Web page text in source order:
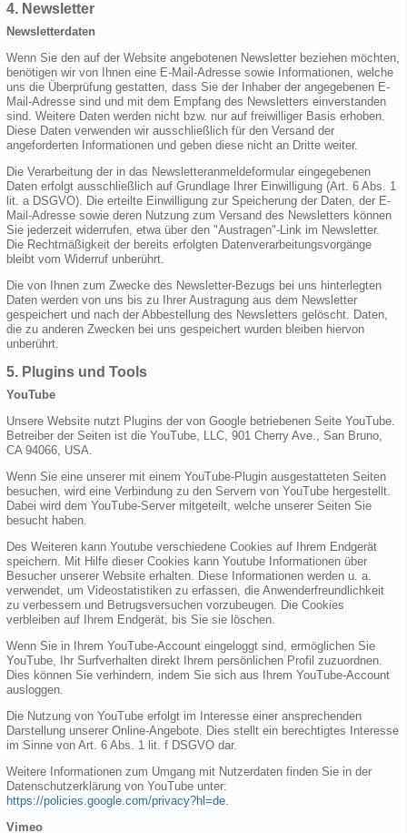
4. Newsletter
Newsletterdaten
Wenn Sie den auf der Website angebotenen Newsletter beziehen möchten,
benötigen wir von Ihnen eine E-Mail-Adresse sowie Informationen, welche
uns die Überprüfung gestatten, dass Sie der Inhaber der angegebenen E-
Mail-Adresse sind und mit dem Empfang des Newsletters einverstanden
sind. Weitere Daten werden nicht bzw. nur auf freiwilliger Basis erhoben.
Diese Daten verwenden wir ausschließlich für den Versand der
angeforderten Informationen und geben diese nicht an Dritte weiter.
Die Verarbeitung der in das Newsletteranmeldeformular eingegebenen
Daten erfolgt ausschließlich auf Grundlage Ihrer Einwilligung (Art. 6 Abs. 1
lit. a DSGVO). Die erteilte Einwilligung zur Speicherung der Daten, der E-
Mail-Adresse sowie deren Nutzung zum Versand des Newsletters können
Sie jederzeit widerrufen, etwa über den "Austragen"-Link im Newsletter.
Die Rechtmäßigkeit der bereits erfolgten Datenverarbeitungsvorgänge
bleibt vom Widerruf unberührt.
Die von Ihnen zum Zwecke des Newsletter-Bezugs bei uns hinterlegten
Daten werden von uns bis zu Ihrer Austragung aus dem Newsletter
gespeichert und nach der Abbestellung des Newsletters gelöscht. Daten,
die zu anderen Zwecken bei uns gespeichert wurden bleiben hiervon
unberührt.
5. Plugins und Tools
YouTube
Unsere Website nutzt Plugins der von Google betriebenen Seite YouTube.
Betreiber der Seiten ist die YouTube, LLC, 901 Cherry Ave., San Bruno,
CA 94066, USA.
Wenn Sie eine unserer mit einem YouTube-Plugin ausgestatteten Seiten
besuchen, wird eine Verbindung zu den Servern von YouTube hergestellt.
Dabei wird dem YouTube-Server mitgeteilt, welche unserer Seiten Sie
besucht haben.
Des Weiteren kann Youtube verschiedene Cookies auf Ihrem Endgerät
speichern. Mit Hilfe dieser Cookies kann Youtube Informationen über
Besucher unserer Website erhalten. Diese Informationen werden u. a.
verwendet, um Videostatistiken zu erfassen, die Anwenderfreundlichkeit
zu verbessern und Betrugsversuchen vorzubeugen. Die Cookies
verbleiben auf Ihrem Endgerät, bis Sie sie löschen.
Wenn Sie in Ihrem YouTube-Account eingeloggt sind, ermöglichen Sie
YouTube, Ihr Surfverhalten direkt Ihrem persönlichen Profil zuzuordnen.
Dies können Sie verhindern, indem Sie sich aus Ihrem YouTube-Account
ausloggen.
Die Nutzung von YouTube erfolgt im Interesse einer ansprechenden
Darstellung unserer Online-Angebote. Dies stellt ein berechtigtes Interesse
im Sinne von Art. 6 Abs. 1 lit. f DSGVO dar.
Weitere Informationen zum Umgang mit Nutzerdaten finden Sie in der
Datenschutzerklärung von YouTube unter:
https://policies.google.com/privacy?hl=de
Vimeo